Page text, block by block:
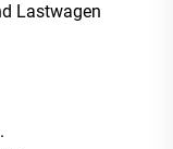
Lastwagen